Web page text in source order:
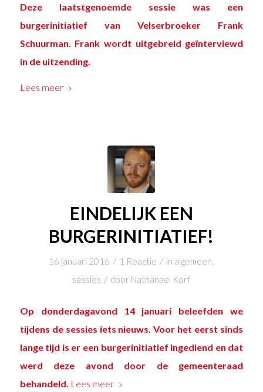
Deze laatstgenoemde sessie was een
burgerinitiatief van Velserbroeker Frank
Schuurman. Frank wordt uitgebreid geïnterviewd
in de uitzending.
Lees meer
EINDELIJK EEN
BURGERINITIATIEF!
16 januari 2016 / 1 Reactie / in algemeen,
sessies / door Nathanael Korf
Op donderdagavond 14 januari beleefden we
tijdens de sessies iets nieuws. Voor het eerst sinds
lange tijd is er een burgerinitiatief ingediend en dat
werd deze avond door de gemeenteraad
behandeld. Lees meer